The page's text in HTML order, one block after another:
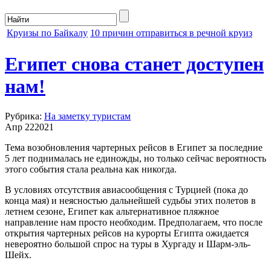
Круизы по Байкалу 10 причин отправиться в речной круиз
Египет снова станет доступен
нам!
Рубрика: На заметку туристам
Апр 222021
Тема возобновления чартерных рейсов в Египет за последние
5 лет поднималась не единожды, но только сейчас вероятность
этого события стала реальна как никогда.
В условиях отсутствия авиасообщения с Турцией (пока до
конца мая) и неясностью дальнейшей судьбы этих полетов в
летнем сезоне, Египет как альтернативное пляжное
направление нам просто необходим. Предполагаем, что после
открытия чартерных рейсов на курорты Египта ожидается
невероятно большой спрос на туры в Хургаду и Шарм-эль-
Шейх.